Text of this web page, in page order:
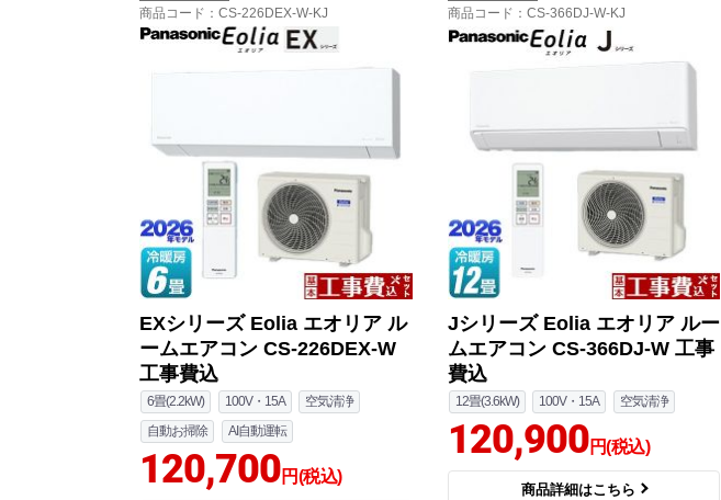
商品コード ：CS-226DEX-W-KJ
EXシリーズ Eolia エオリア ル
ームエアコン CS-226DEX-W
工事費込
6畳(2.2kW) 100V・15A
空気清浄
自動お掃除
AI自動運転
120,700円(税込)
商品コード ：CS-366DJ-W-KJ
Jシリーズ Eolia エオリア ルー
ムエアコン CS-366DJ-W 工事
費込
12畳(3.6kW) 100V・15A 空気清浄
120,900円(税込)
商品詳細はこちら